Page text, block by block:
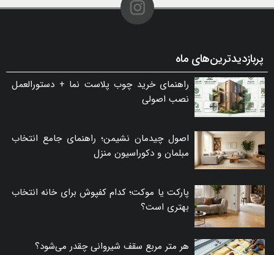
پربازدیدترین‌های ماه
راهنمای خرید چوب پلاست نما + دستورالعمل
نصب اصولی
اصول چیدمان نشیمن؛ راهنمای جامع انتخاب
مبلمان و دکوراسیون منزل
پارکت یا موکت؛ کدام کفپوش برای خانه انتخاب
بهتری است؟
هر متر مربع سقف شیروانی چقدر می‌شود؟